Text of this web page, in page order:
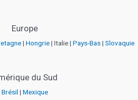
Europe
| Hongrie| Italie | Pays-Bas| Slovaquie
du Sud
Brésil | Mexique